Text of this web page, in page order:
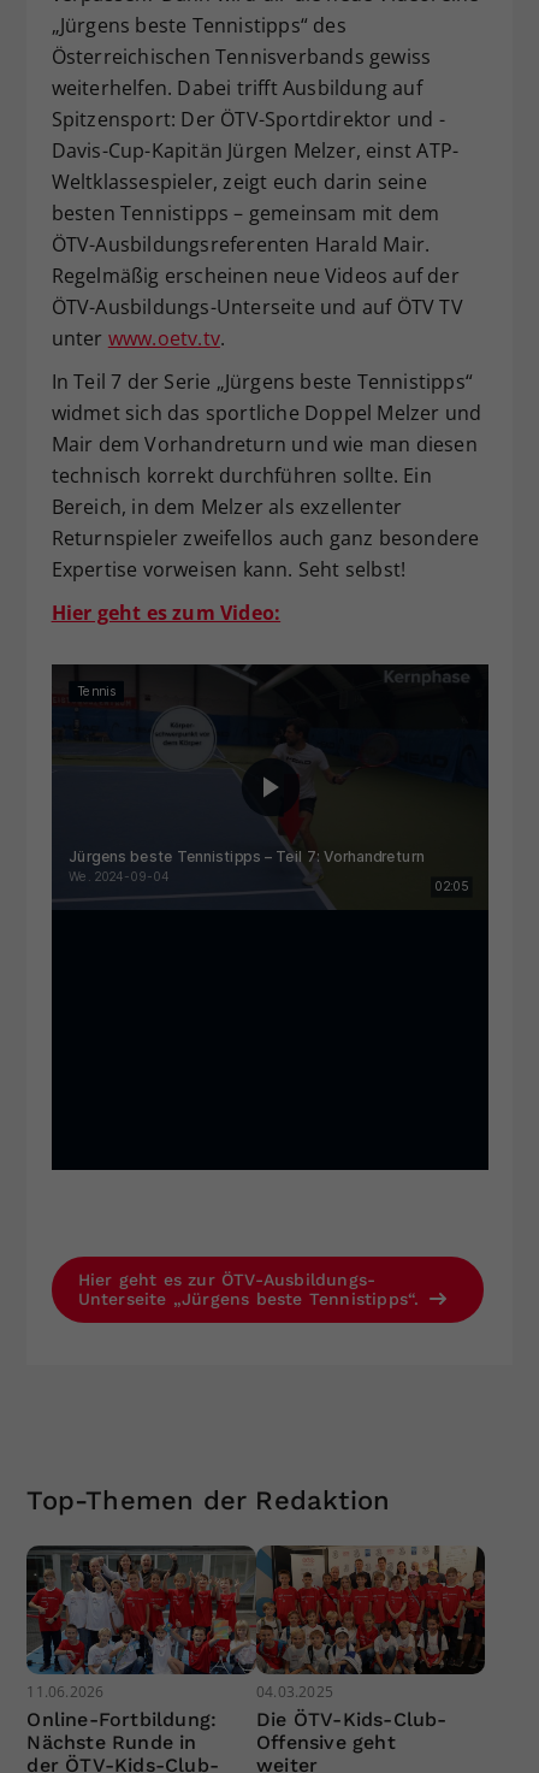
„Jürgens beste Tennistipps“ des
Österreichischen Tennisverbands gewiss
weiterhelfen. Dabei trifft Ausbildung auf
Spitzensport: Der ÖTV-Sportdirektor und -
Davis-Cup-Kapitän Jürgen Melzer, einst ATP-
Weltklassespieler, zeigt euch darin seine
besten Tennistipps – gemeinsam mit dem
ÖTV-Ausbildungsreferenten Harald Mair.
Regelmäßig erscheinen neue Videos auf der
ÖTV-Ausbildungs-Unterseite und auf ÖTV TV
unter www.oetv.tv.
In Teil 7 der Serie „Jürgens beste Tennistipps“
widmet sich das sportliche Doppel Melzer und
Mair dem Vorhandreturn und wie man diesen
technisch korrekt durchführen sollte. Ein
Bereich, in dem Melzer als exzellenter
Returnspieler zweifellos auch ganz besondere
Expertise vorweisen kann. Seht selbst!
Hier geht es zum Video:
Hier geht es zur ÖTV-Ausbildungs-
Unterseite „Jürgens beste Tennistipps“.
Top-Themen der Redaktion
11.06.2026
Online-Fortbildung:
Nächste Runde in
der ÖTV-Kids-Club-
04.03.2025
Die ÖTV-Kids-Club-
Offensive geht
weiter
Zweck
Dieser Wert speichert Ihre Consent-
Einstellungen. Unter anderem eine
zufällig generierte ID, für die
historische Speicherung Ihrer
vorgenommen Einstellungen, falls der
Webseiten-Betreiber dies eingestellt
hat.